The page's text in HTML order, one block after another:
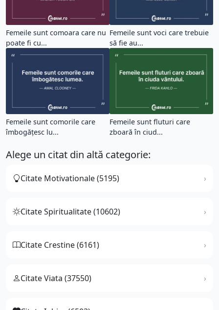
Femeile sunt comoara care nu
poate fi cu...
Femeile sunt voci care trebuie
să fie au...
Femeile sunt comorile care
îmbogățesc lu...
Femeile sunt fluturi care
zboară în ciud...
Alege un citat din altă categorie:
Citate Motivationale (5195)
Citate Spiritualitate (10602)
Citate Crestine (6161)
Citate Viata (37550)